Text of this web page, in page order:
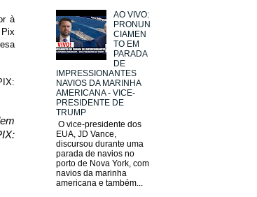
à
AO VIVO:
PRONUN
CIAMEN
TO EM
PARADA
DE
IMPRESSIONANTES
NAVIOS DA MARINHA
AMERICANA - VICE-
PRESIDENTE DE
TRUMP
O vice-presidente dos
EUA, JD Vance,
discursou durante uma
parada de navios no
porto de Nova York, com
navios da marinha
americana e também...